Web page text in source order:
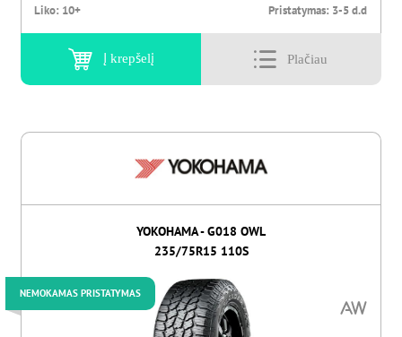
Liko: 10+ Pristatymas: 3-5 d.d
Į krepšelį
YOKOHAMA - G018 OWL
235/75R15 110S
NEMOKAMAS PRISTATYMAS